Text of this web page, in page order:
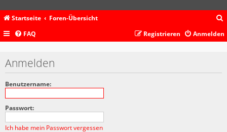
Startseite Foren-Übersicht
c
FAQ Anmelden
Registrieren
Anmelden
Benutzername:
Passwort:
Ich habe mein Passwort vergessen